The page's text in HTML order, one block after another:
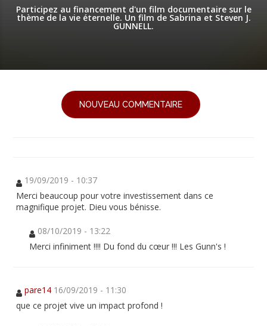
Participez au financement d'un film documentaire sur le
thème de la vie éternelle. Un film de Sabrina et Steven J.
GUNNELL.
NOUVEAU COMMENTAIRE
19/09/2019 - 10:37
Merci beaucoup pour votre investissement dans ce
magnifique projet. Dieu vous bénisse.
08/10/2019 - 13:22
Merci infiniment !!!! Du fond du cœur !!! Les Gunn's !
pare14 16/09/2019 - 11:30
que ce projet vive un impact profond !